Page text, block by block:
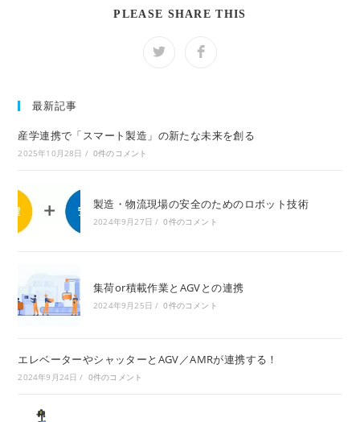
PLEASE SHARE THIS
Opens Opens
最新記事
産学連携で「スマート製造」の新たな未来を創る
2025年10月28日 / 0件のコメント
製造・物流現場の安全のためのロボット技術
2024年9月27日 / 0件のコメント
集荷or積載作業とAGVとの連携
2024年9月25日 / 0件のコメント
エレベーターやシャッターとAGV／AMRが連携する！
2024年9月24日 / 0件のコメント